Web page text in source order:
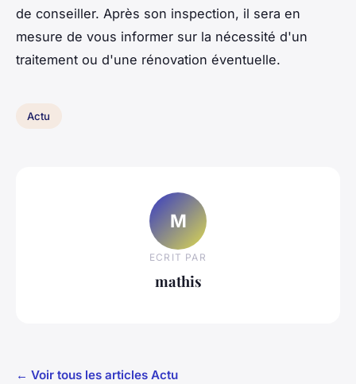
de conseiller. Après son inspection, il sera en
mesure de vous informer sur la nécessité d'un
traitement ou d'une rénovation éventuelle.
Actu
M
ECRIT PAR
mathis
← Voir tous les articles Actu